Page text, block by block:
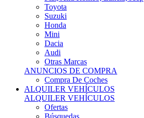
Toyota
Suzuki
Honda
Mini
Dacia
Audi
Otras Marcas
ANUNCIOS DE COMPRA
Compra De Coches
ALQUILER VEHÍCULOS
ALQUILER VEHÍCULOS
Ofertas
Búsquedas